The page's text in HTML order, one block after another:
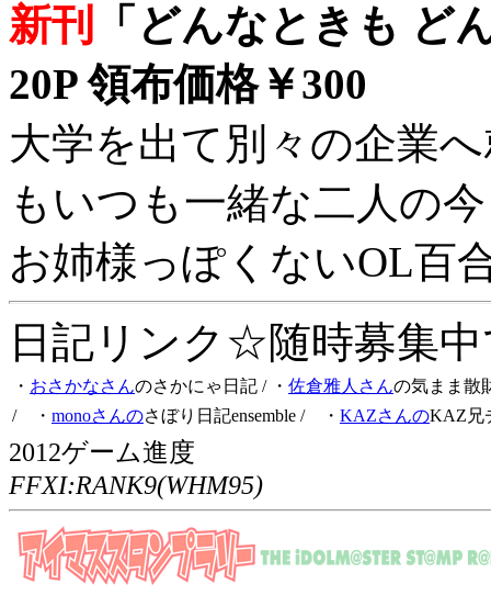
新刊
「どんなときも ど
20P 領布価格￥300
大学を出て別々の企業
もいつも一緒な二人の
お姉様っぽくないOL百
日記リンク☆随時募集
・ おさかなさんのさかにゃ日記 / ・ 佐倉雅人さんの気まま散
/ ・ monoさんのさぼり日記ensemble / ・ KAZさんのKAZ兄
2012ゲーム進度
FFXI:RANK9(WHM95)